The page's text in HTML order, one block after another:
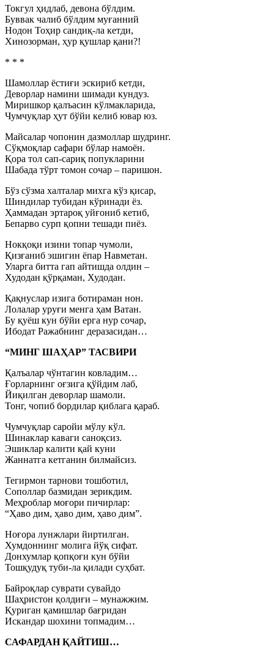
Токгул ҳидлаб, девона бўлдим.
Буввак чалиб бўлдим муғанний
Нодон Тоҳир сандиқ-ла кетди,
Хинозорман, ҳур қушлар қани?!
* * *
Шамоллар ёстиғи эскириб кетди,
Деворлар намини шимади кундуз.
Миришкор қалъасин кўлмакларида,
Чумчуқлар ҳут бўйи келиб ювар юз.
Майсалар чопонин дазмоллар шудринг.
Сўқмоқлар сафари бўлар намоён.
Қора тол сап-сариқ попукларини
Шабада тўрт томон сочар – паришон.
Бўз сўзма халталар михга кўз қисар,
Шиндилар тубидан кўринади ёз.
Ҳаммадан эртароқ уйғониб кетиб,
Бепарво сурп қопни тешади пиёз.
Нокқоқи изини топар чумоли,
Қизғаниб эшигин ёпар Навметан.
Уларга битта гап айтишда олдин –
Худодан қўрқаман, Худодан.
Қақнуслар изига ботираман нон.
Лолалар уруғи менга ҳам Ватан.
Бу қуёш кун бўйи ерга нур сочар,
Ибодат Ражабнинг деразасидан…
“МИНГ ШАҲАР” ТАСВИРИ
Қалъалар чўнтагин ковладим…
Ғорларнинг оғзига қўйдим лаб,
Йиқилган деворлар шамоли.
Тонг, чопиб бордилар қиблага қараб.
Чумчуқлар саройи мўлу кўл.
Шинаклар каваги саноқсиз.
Эшиклар калити қай куни
Жаннатга кетганин билмайсиз.
Тегирмон тарнови тошботил,
Сополлар базмидан зерикдим.
Меҳроблар моғори пичирлар:
“Ҳаво дим, ҳаво дим, ҳаво дим”.
Ноғора лунжлари йиртилган.
Хумдоннинг молига йўқ сифат.
Донхумлар қопқоғи кун бўйи
Тошқудуқ туби-ла қилади суҳбат.
Байроқлар суврати сувайдо
Шаҳристон қолдиғи – мунажжим.
Қуриган қамишлар бағридан
Искандар шохини топмадим…
САФАРДАН ҚАЙТИШ…